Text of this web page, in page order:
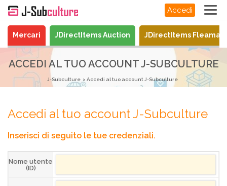
Accedi
Mercari JDirectItems Auction JDirectItems
ACCEDI AL TUO ACCOUNT J-SUBCULTURE
J-Subculture Accedi al tuo account J-Subculture
Accedi al tuo account J-Subculture
Inserisci di seguito le tue credenziali.
Nome utente
(ID)